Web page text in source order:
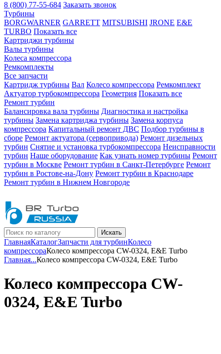
8 (800) 77-55-684 Заказать звонок
Турбины
BORGWARNER GARRETT MITSUBISHI JRONE E&E
TURBO Показать все
Картриджи турбины
Валы турбины
Колеса компрессора
Ремкомплекты
Все запчасти
Картридж турбины Вал Колесо компрессора Ремкомплект
Актуатор турбокомпрессора Геометрия Показать все
Ремонт турбин
Балансировка вала турбины Диагностика и настройка
турбины Замена картриджа турбины Замена корпуса
компрессора Капитальный ремонт ДВС Подбор турбины в
сборе Ремонт актуатора (сервопривода) Ремонт дизельных
турбин Снятие и установка турбокомпрессора Неисправности
турбин Наше оборудование Как узнать номер турбины Ремонт
турбин в Москве Ремонт турбин в Санкт-Петербурге Ремонт
турбин в Ростове-на-Дону Ремонт турбин в Краснодаре
Ремонт турбин в Нижнем Новгороде
Искать
ГлавнаяКаталогЗапчасти для турбинКолесо
компрессораКолесо компрессора CW-0324, E&E Turbo
Главная...Колесо компрессора CW-0324, E&E Turbo
Колесо компрессора CW-
0324, E&E Turbo